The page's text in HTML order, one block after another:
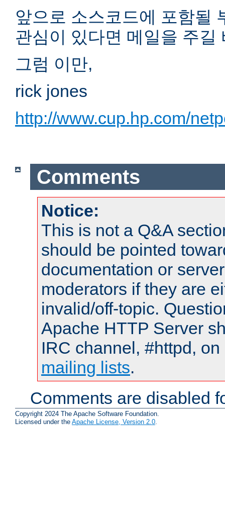
앞으로 소스코드에 포함될
관심이 있다면 메일을 주길
그럼 이만,
rick jones
http://www.cup.hp.com/
Comments
Notice:
This is not a Q&A
should be pointed
documentation or
moderators if they are
invalid/off-topic.
Apache HTTP Server
IRC channel, #httpd,
mailing lists.
Comments are disabled
Copyright 2024 The Apache Software Foundation.
Licensed under the Apache License, Version 2.0.